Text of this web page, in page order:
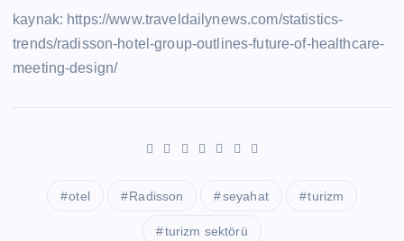
kaynak: https://www.traveldailynews.com/statistics-
trends/radisson-hotel-group-outlines-future-of-healthcare-
meeting-design/
otel Radisson seyahat turizm
turizm sektörü